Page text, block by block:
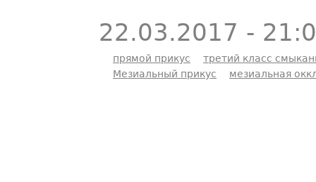
22.03.2017 -
прямой прикус
третий класс
Мезиальный прикус
мезиальная